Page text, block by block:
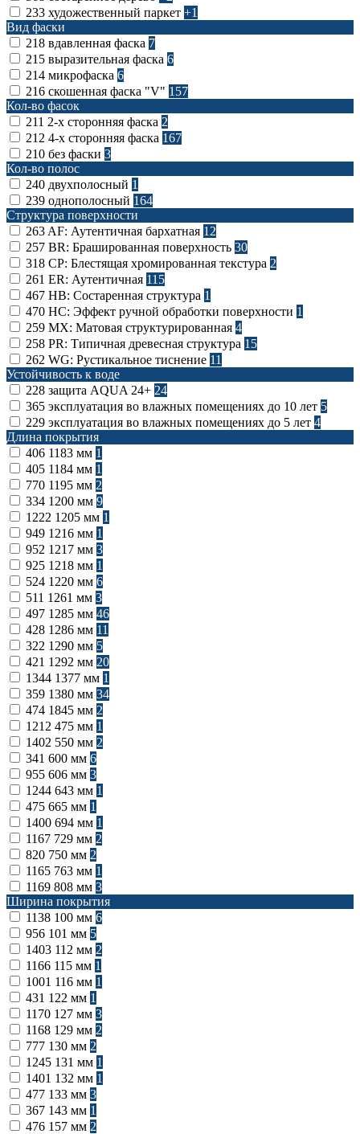
233 художественный паркет +1
Вид фаски
218 вдавленная фаска 7
215 выразительная фаска 6
214 микрофаска 6
216 скошенная фаска "V" 157
Кол-во фасок
211 2-х сторонняя фаска 2
212 4-х сторонняя фаска 167
210 без фаски 3
Кол-во полос
240 двухполосный 1
239 однополосный 164
Структура поверхности
263 AF: Аутентичная бархатная 12
257 BR: Брашированная поверхность 30
318 CP: Блестящая хромированная текстура 2
261 ER: Аутентичная 115
467 HB: Состаренная структура 1
470 HC: Эффект ручной обработки поверхности 1
259 MX: Матовая структурированная 4
258 PR: Типичная древесная структура 15
262 WG: Рустикальное тиснение 11
Устойчивость к воде
228 защита AQUA 24+ 24
365 эксплуатация во влажных помещениях до 10 лет 5
229 эксплуатация во влажных помещениях до 5 лет 4
Длина покрытия
406 1183 мм 1
405 1184 мм 1
770 1195 мм 2
334 1200 мм 9
1222 1205 мм 1
949 1216 мм 1
952 1217 мм 3
925 1218 мм 1
524 1220 мм 6
511 1261 мм 3
497 1285 мм 46
428 1286 мм 11
322 1290 мм 5
421 1292 мм 20
1344 1377 мм 1
359 1380 мм 34
474 1845 мм 2
1212 475 мм 1
1402 550 мм 2
341 600 мм 6
955 606 мм 3
1244 643 мм 1
475 665 мм 1
1400 694 мм 1
1167 729 мм 2
820 750 мм 2
1165 763 мм 1
1169 808 мм 3
Ширина покрытия
1138 100 мм 6
956 101 мм 5
1403 112 мм 2
1166 115 мм 1
1001 116 мм 1
431 122 мм 1
1170 127 мм 3
1168 129 мм 2
777 130 мм 2
1245 131 мм 1
1401 132 мм 1
477 133 мм 3
367 143 мм 1
476 157 мм 2